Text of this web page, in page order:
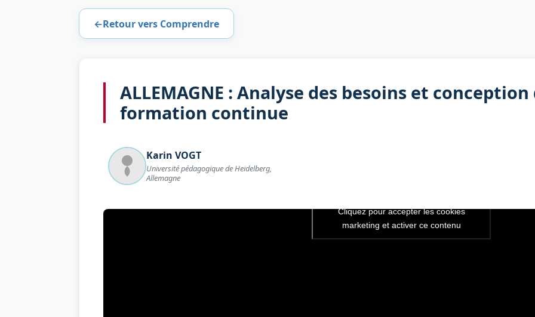
←Retour vers Comprendre
ALLEMAGNE : Analyse des besoins et
formation continue
Karin VOGT
Université pédagogique de Heidelberg,
Allemagne
Vidéo de l’intervention :
Cliquez pour accepter les cookies
marketing et activer ce contenu